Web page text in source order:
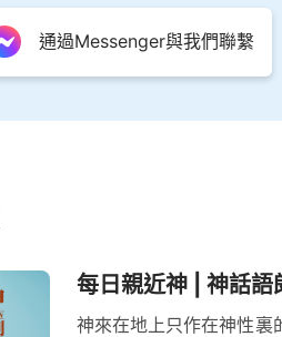
通過Messenger與我們聯繫
每日親近神 | 神話
神來在地上只作在神性裏